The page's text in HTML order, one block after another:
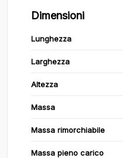
Dimensioni
Lunghezza
Larghezza
Altezza
Massa
Massa rimorchiabile
Massa pieno carico